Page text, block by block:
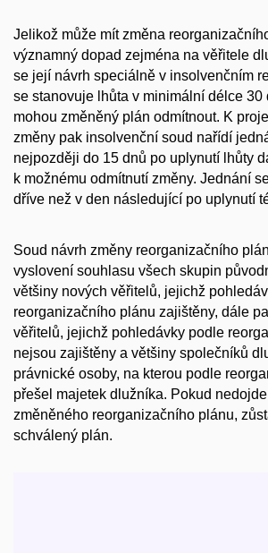
Jelikož může mít změna
významný dopad zejména na věřitele
se její návrh speciálně v insolvenčním
se stanovuje lhůta v minimální délce 30
mohou změněný plán odmítnout. K
změny pak insolvenční soud nařídí
nejpozději do 15 dnů po uplynutí lhůty
k možnému odmítnutí změny. Jednání
dříve než v den následující po uplynutí
Soud návrh změny reorganizačního
vyslovení souhlasu všech skupin
většiny nových věřitelů, jejichž
reorganizačního plánu zajištěny, dále
věřitelů, jejichž pohledávky podle
nejsou zajištěny a většiny společníků
právnické osoby, na kterou podle
přešel majetek dlužníka. Pokud
změněného reorganizačního plánu,
schválený plán.